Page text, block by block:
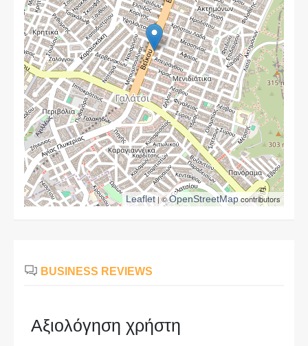
Leaflet| ©OpenStreetMapcontributors
BUSINESS REVIEWS
Αξιολόγηση χρήστη